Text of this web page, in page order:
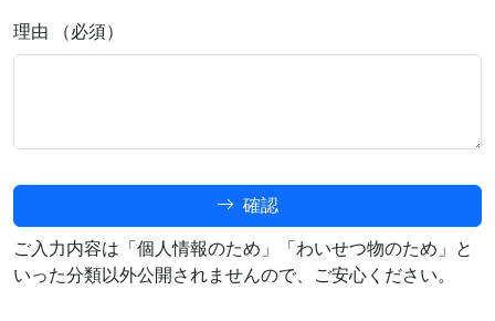
理由 （必須）
確認
ご入力内容は「個人情報のため」「わいせつ物のため」と
いった分類以外公開されませんので、ご安心ください。